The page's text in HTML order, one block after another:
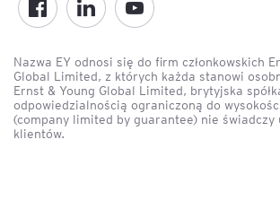
Nazwa EY odnosi się do firm członkowskich
Global Limited, z których każda stanowi
Ernst & Young Global Limited, brytyjska
odpowiedzialnością ograniczoną do
(company limited by guarantee) nie świadczy
klientów.